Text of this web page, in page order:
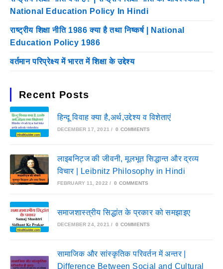
National Education Policy In Hindi
राष्ट्रीय शिक्षा नीति 1986 क्या है तथा निष्कर्ष | National
Education Policy 1986
वर्तमान परिप्रेक्ष्य में भारत में शिक्षा के उद्देश्य
Recent Posts
हिन्दू विवाह क्या है,अर्थ,उद्देश्य व विशेताएं
DECEMBER 17, 2021 / 0 COMMENTS
लाइबनिट्ज की जीवनी, मूलभूत सिद्धान्त और द्रव्य
विचार | Leibnitz Philosophy in Hindi
FEBRUARY 11, 2022 / 0 COMMENTS
समाजशास्त्रीय सिद्धांत के प्रकार को समझाइए
DECEMBER 24, 2021 / 0 COMMENTS
सामाजिक और सांस्कृतिक परिवर्तन में अन्तर |
Difference Between Social and Cultural